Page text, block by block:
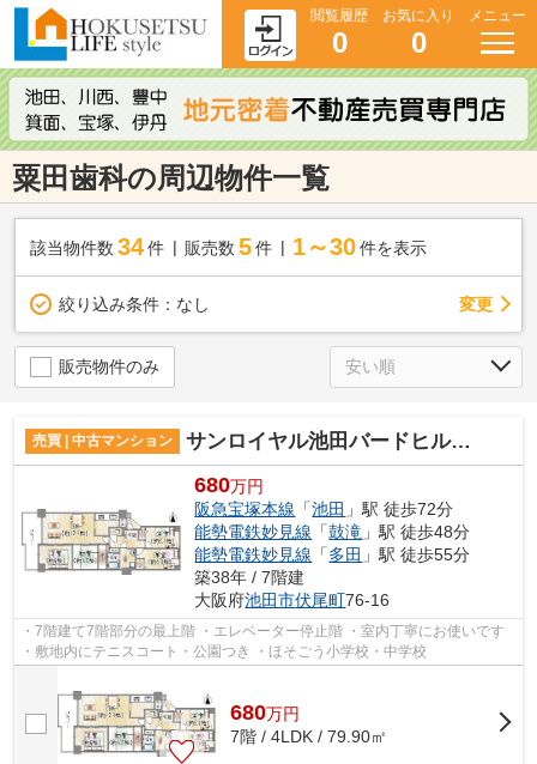
閲覧履歴
0
お気に入り
0
メニュー
粟田歯科の周辺物件一覧
該当物件数 34件 販売数 5 件 1～30 件を表示
絞り込み条件： なし 変更
販売物件のみ
売買 | 中古マンション サンロイヤル池田バードヒル壱号館
680万円
阪急宝塚本線 「池田 」駅 徒歩72分
能勢電鉄妙見線 「鼓滝 」駅 徒歩48分
能勢電鉄妙見線 「多田 」駅 徒歩55分
築38年 / 7階建
大阪府池田市伏尾町76-16
・7階建て7階部分の最上階 ・エレベーター停止階 ・室内丁寧にお使いです
・敷地内にテニスコート・公園つき ・ほそごう小学校・中学校
680万円
7階 / 4LDK / 79.90㎡